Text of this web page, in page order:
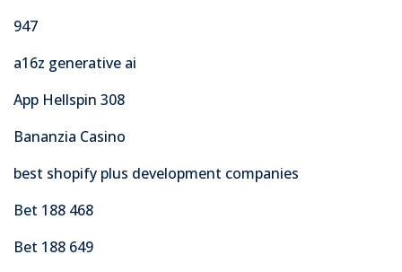
947
a16z generative ai
App Hellspin 308
Bananzia Casino
best shopify plus development companies
Bet 188 468
Bet 188 649